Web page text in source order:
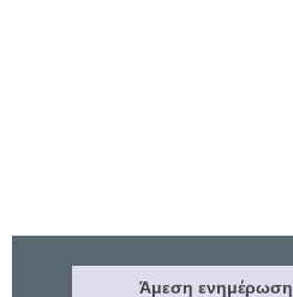
Άμεση ενημέρωση